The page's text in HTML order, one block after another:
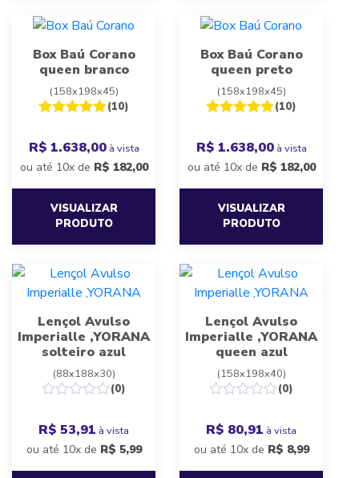
Box Baú Corano
queen branco
(158x198x45)
(10)
R$ 1.638,00à vista
ou até 10x de R$ 182,00
VISUALIZAR
PRODUTO
Box Baú Corano
queen preto
(158x198x45)
(10)
R$ 1.638,00à vista
ou até 10x de R$ 182,00
VISUALIZAR
PRODUTO
Lençol Avulso
Imperialle ,YORANA
solteiro azul
(88x188x30)
(0)
R$ 53,91 à vista
ou até 10x de R$ 5,99
Lençol Avulso
Imperialle ,YORANA
queen azul
(158x198x40)
(0)
R$ 80,91 à vista
ou até 10x de R$ 8,99